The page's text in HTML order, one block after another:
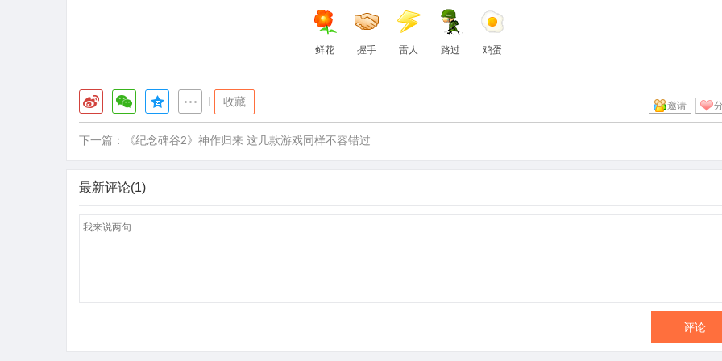
鲜花 握手 雷人 路过 鸡蛋
收藏 邀请
下一篇： 《纪念碑谷2》神作归来 这几款游戏同样不容错过
最新评论(1)
评论